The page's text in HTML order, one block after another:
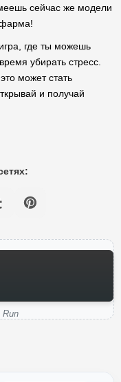
сейчас же модели
фарма!
где ты можешь
убирать стресс.
может стать
и получай